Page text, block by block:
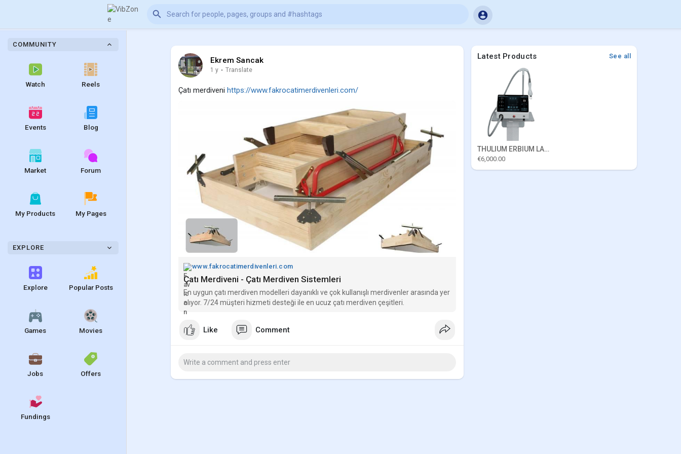
COMMUNITY
Watch Reels
Events Blog
Market Forum
My Products My Pages
EXPLORE
Explore Popular Posts
Games Movies
Jobs Offers
Fundings
Ekrem Sancak
1 y · Translate
Çatı merdiveni https://www.fakrocatimerdivenleri.com/
www.fakrocatimerdivenleri.com
Çatı Merdiveni - Çatı Merdiven Sistemleri
En uygun çatı merdiven modelleri dayanıklı ve çok kullanışlı merdivenler arasında yer
alıyor. 7/24 müşteri hizmeti desteği ile en ucuz çatı merdiven çeşitleri.
Like Comment
Latest Products See all
THULIUM ERBIUM LASER
€6,000.00